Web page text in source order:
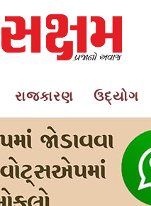
રાજકારણ ઉદ્યોગ